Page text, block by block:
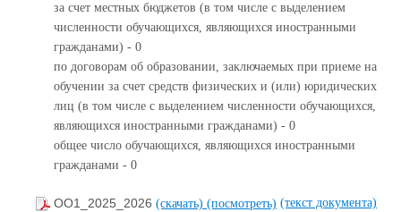
за счет местных бюджетов (в том числе с выделением
численности обучающихся, являющихся иностранными
гражданами) - 0
по договорам об образовании, заключаемых при приеме на
обучении за счет средств физических и (или) юридических
лиц (в том числе с выделением численности обучающихся,
являющихся иностранными гражданами) - 0
общее число обучающихся, являющихся иностранными
гражданами - 0
ОО1_2025_2026 (скачать) (посмотреть) (текст документа)